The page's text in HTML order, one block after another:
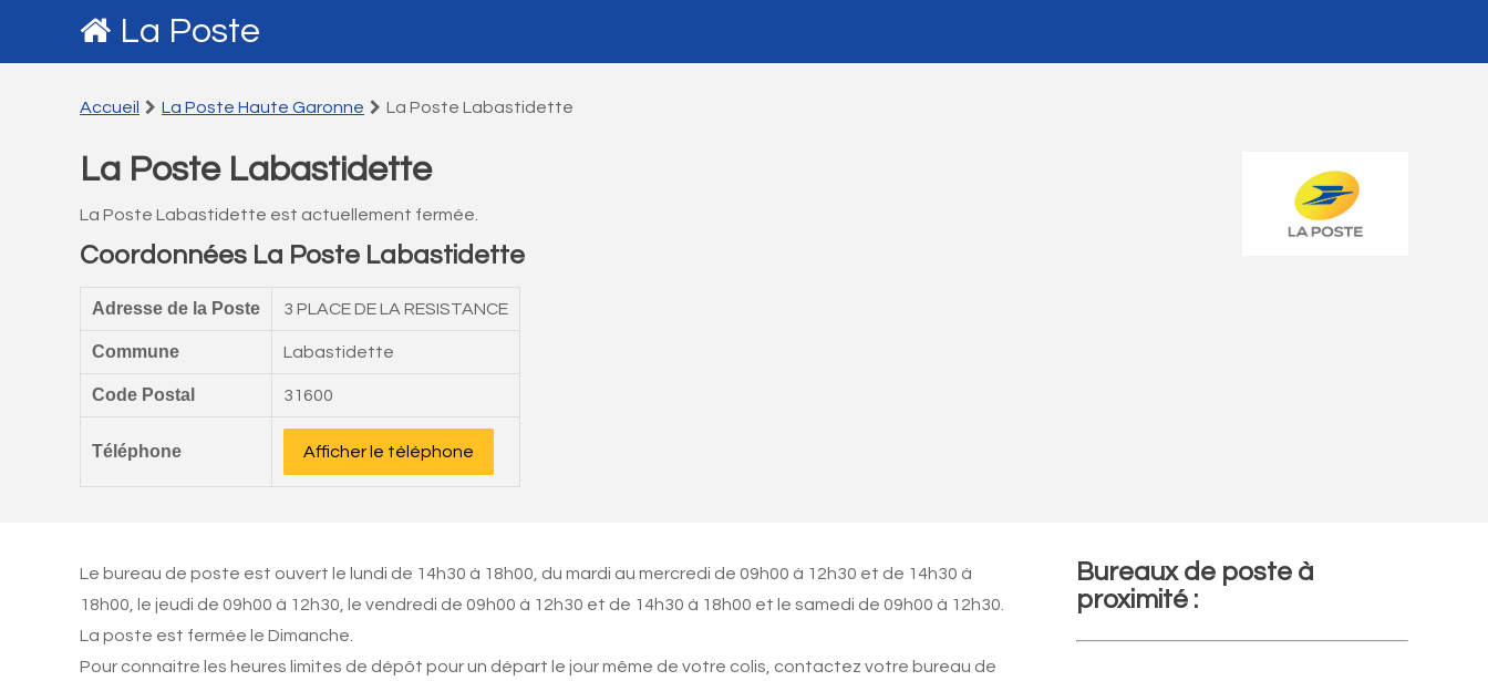
La Poste
Accueil La Poste Haute Garonne La Poste Labastidette
La Poste Labastidette
La Poste Labastidette est actuellement fermée.
Coordonnées La Poste Labastidette
Adresse de la Poste 3 PLACE DE LA RESISTANCE
Commune Labastidette
Code Postal 31600
Téléphone Afficher le téléphone
Le bureau de poste est ouvert le lundi de 14h30 à 18h00, du mardi au mercredi de 09h00 à 12h30 et de 14h30 à
18h00, le jeudi de 09h00 à 12h30, le vendredi de 09h00 à 12h30 et de 14h30 à 18h00 et le samedi de 09h00 à 12h30.
La poste est fermée le Dimanche.
Pour connaitre les heures limites de dépôt pour un départ le jour même de votre colis, contactez votre bureau de
Bureaux de poste à
proximité :